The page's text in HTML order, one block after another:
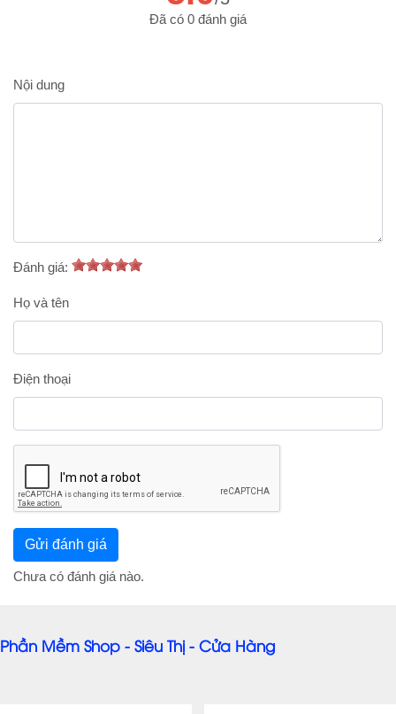
Đã có 0 đánh giá
Nội dung
Đánh giá:
Họ và tên
Điện thoại
Chưa có đánh giá nào.
Phần Mềm Shop - Siêu Thị - Cửa Hàng